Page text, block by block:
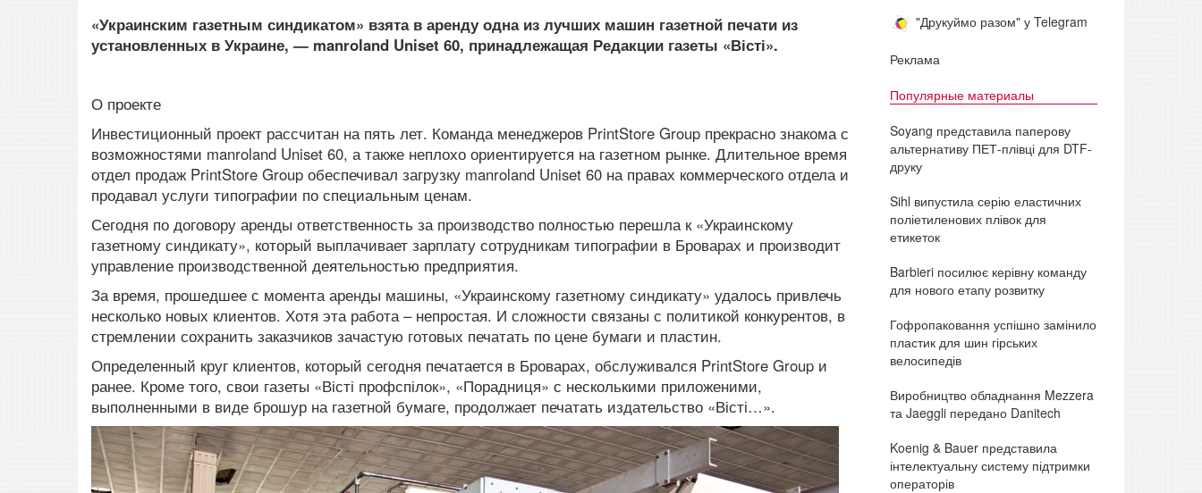
«Украинским газетным синдикатом» взята в аренду одна из лучших машин газетной печати из
установленных в Украине, — manroland Uniset 60, принадлежащая Редакции газеты «Вісті».
О проекте
Инвестиционный проект рассчитан на пять лет. Команда менеджеров PrintStore Group прекрасно знакома с
возможностями manroland Uniset 60, а также неплохо ориентируется на газетном рынке. Длительное время
отдел продаж PrintStore Group обеспечивал загрузку manroland Uniset 60 на правах коммерческого отдела и
продавал услуги типографии по специальным ценам.
Сегодня по договору аренды ответственность за производство полностью перешла к «Украинскому
газетному синдикату», который выплачивает зарплату сотрудникам типографии в Броварах и производит
управление производственной деятельностью предприятия.
За время, прошедшее с момента аренды машины, «Украинскому газетному синдикату» удалось привлечь
несколько новых клиентов. Хотя эта работа – непростая. И сложности связаны с политикой конкурентов, в
стремлении сохранить заказчиков зачастую готовых печатать по цене бумаги и пластин.
Определенный круг клиентов, который сегодня печатается в Броварах, обслуживался PrintStore Group и
ранее. Кроме того, свои газеты «Вісті профспілок», «Порадниця» с несколькими приложеними,
выполненными в виде брошур на газетной бумаге, продолжает печатать издательство «Вісті…».
"Друкуймо разом" у Telegram
Реклама
Популярные материалы
Soyang представила паперову
альтернативу ПЕТ-плівці для DTF-
друку
Sihl випустила серію еластичних
поліетиленових плівок для
етикеток
Barbieri посилює керівну команду
для нового етапу розвитку
Гофропаковання успішно замінило
пластик для шин гірських
велосипедів
Виробництво обладнання Mezzera
та Jaeggli передано Danitech
Koenig & Bauer представила
інтелектуальну систему підтримки
операторів